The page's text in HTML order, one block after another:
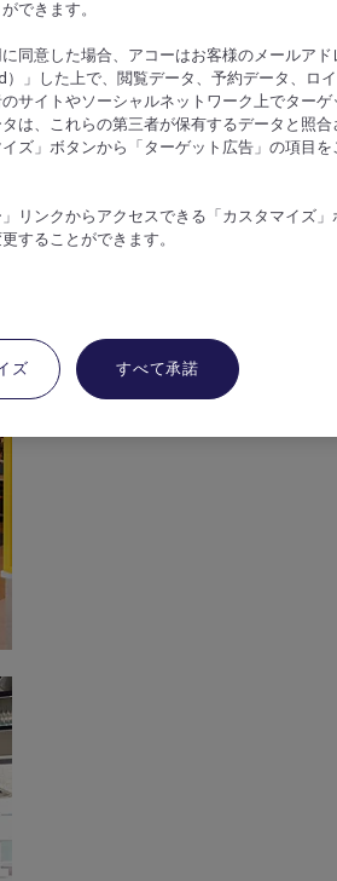
できます。
同意した場合、アコーはお客様のメールアド
」した上で、閲覧データ、予約データ、ロ
サイトやソーシャルネットワーク上でター
は、これらの第三者が保有するデータと照合
ズ」ボタンから「ターゲット広告」の項目を
リンクからアクセスできる「カスタマイズ」
することができます。
ズ すべて承諾